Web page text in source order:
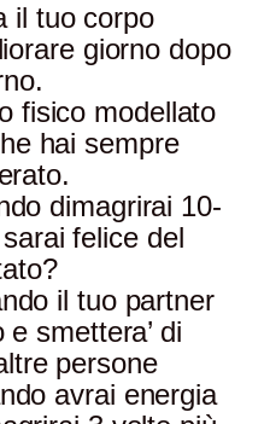
il tuo corpo
giorno dopo
fisico modellato
hai sempre
dimagrirai 10-
felice del
il tuo partner
e smettera’ di
persone
avrai energia